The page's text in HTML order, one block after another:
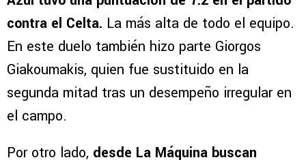
contra el Celta. La más alta de todo el equipo.
En este duelo también hizo parte Giorgos
Giakoumakis, quien fue sustituido en la
segunda mitad tras un desempeño irregular en
el campo.
Por otro lado, desde La Máquina buscan